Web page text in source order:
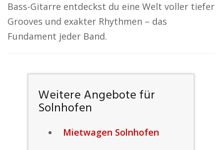
Bass-Gitarre entdeckst du eine Welt voller tiefer
Grooves und exakter Rhythmen – das
Fundament jeder Band.
Weitere Angebote für
Solnhofen
Mietwagen Solnhofen